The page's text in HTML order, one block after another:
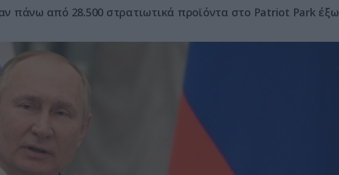
πάνω από 28.500 στρατιωτικά προϊόντα στο Patriot Park έξω